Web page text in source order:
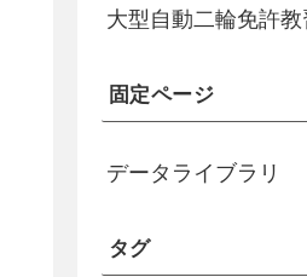
大型自動二輪免許教
固定ページ
データライブラリ
タグ